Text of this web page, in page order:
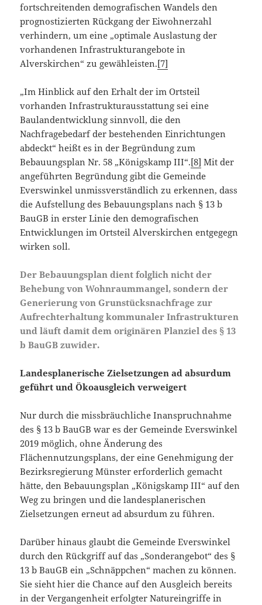
fortschreitenden demografischen Wandels den
prognostizierten Rückgang der Eiwohnerzahl
verhindern, um eine „optimale Auslastung der
vorhandenen Infrastrukturangebote in
Alverskirchen“ zu gewähleisten.[7]
„Im Hinblick auf den Erhalt der im Ortsteil
vorhanden Infrastrukturausstattung sei eine
Baulandentwicklung sinnvoll, die den
Nachfragebedarf der bestehenden Einrichtungen
abdeckt“ heißt es in der Begründung zum
Bebauungsplan Nr. 58 „Königskamp III“.[8] Mit der
angeführten Begründung gibt die Gemeinde
Everswinkel unmissverständlich zu erkennen, dass
die Aufstellung des Bebauungsplans nach § 13 b
BauGB in erster Linie den demografischen
Entwicklungen im Ortsteil Alverskirchen entgegegn
wirken soll.
Der Bebauungsplan dient folglich nicht der
Behebung von Wohnraummangel, sondern der
Generierung von Grunstücksnachfrage zur
Aufrechterhaltung kommunaler Infrastrukturen
und läuft damit dem originären Planziel des § 13
b BauGB zuwider.
Landesplanerische Zielsetzungen ad absurdum
geführt und Ökoausgleich verweigert
Nur durch die missbräuchliche Inanspruchnahme
des § 13 b BauGB war es der Gemeinde Everswinkel
2019 möglich, ohne Änderung des
Flächennutzungsplans, der eine Genehmigung der
Bezirksregierung Münster erforderlich gemacht
hätte, den Bebauungsplan „Königskamp III“ auf den
Weg zu bringen und die landesplanerischen
Zielsetzungen erneut ad absurdum zu führen.
Darüber hinaus glaubt die Gemeinde Everswinkel
durch den Rückgriff auf das „Sonderangebot“ des §
13 b BauGB ein „Schnäppchen“ machen zu können.
Sie sieht hier die Chance auf den Ausgleich bereits
in der Vergangenheit erfolgter Natureingriffe in